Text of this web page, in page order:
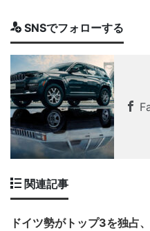
SNSでフォローする
関連記事
ドイツ勢がトップ3を独占